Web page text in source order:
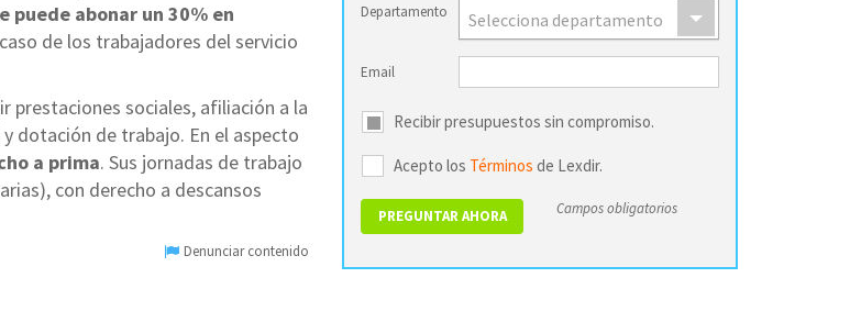
abonar un 30% en
de los trabajadores del servicio
prestaciones sociales, afiliación a la
dotación de trabajo. En el aspecto
a prima. Sus jornadas de trabajo
con derecho a descansos
Denunciar contenido
Departamento Selecciona departamento
Email
Recibir presupuestos sin compromiso.
Acepto los Términos de Lexdir.
Campos obligatorios